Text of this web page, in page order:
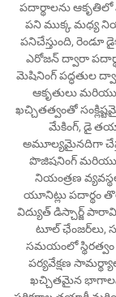
పదార్థాలను ఆకృతిలో
పని ముక్క మధ్య
పనిచేస్తుంది, రెండూ
ఎరోజన్ ద్వారా
మెషినింగ్ పద్ధతుల
ఆకృతులు మరియు
ఖచ్చితత్వంతో
మేకింగ్, డై
అమూల్యమైనదిగా
పొజిషనింగ్ మరియు
నియంత్రణ
యూనిట్లు పదార్థం
విద్యుత్ డిస్చార్జ్
టూల్ ఛేంజర్‌లు,
సమయంలో
పర్యవేక్షణ
ఖచ్చితమైన